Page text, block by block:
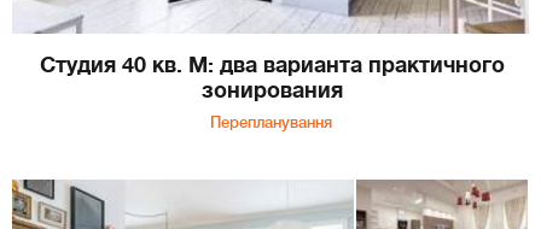
Студия 40 кв. М: два варианта практичного
зонирования
Перепланування